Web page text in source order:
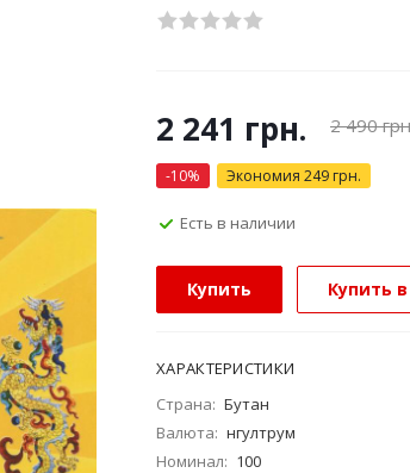
2 241 грн. 2 490
-10% Экономия 249 грн.
Есть в наличии
Купить Купить
ХАРАКТЕРИСТИКИ
Страна: Бутан
Валюта: нгултрум
Номинал: 100